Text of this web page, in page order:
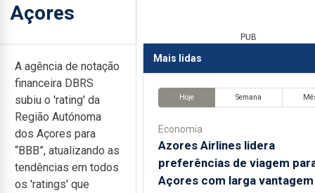
Açores
A agência de notação
financeira DBRS
subiu o 'rating' da
Região Autónoma
dos Açores para
“BBB”, atualizando as
tendências em todos
os 'ratings' que
PUB
Mais lidas
Hoje Semana
Economia
Azores Airlines lidera
preferências de viagem
Açores com larga vantagem